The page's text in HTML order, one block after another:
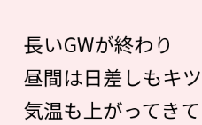
長いGWが終わり
昼間は日差しもキ
気温も上がってき